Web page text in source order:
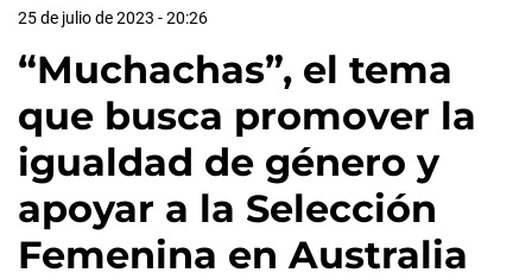
25 de julio de 2023 - 20:26
“Muchachas”, el tema
que busca promover la
igualdad de género y
apoyar a la Selección
Femenina en Australia